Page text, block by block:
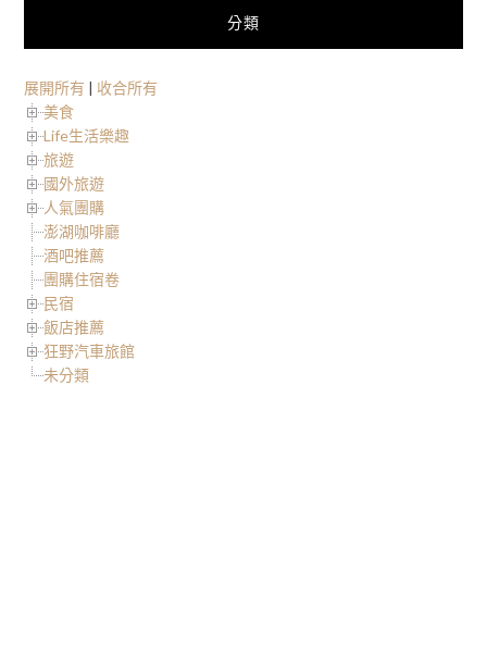
分類
展開所有 | 收合所有
美食
Life生活樂趣
旅遊
國外旅遊
人氣團購
澎湖咖啡廳
酒吧推薦
團購住宿卷
民宿
飯店推薦
狂野汽車旅館
未分類